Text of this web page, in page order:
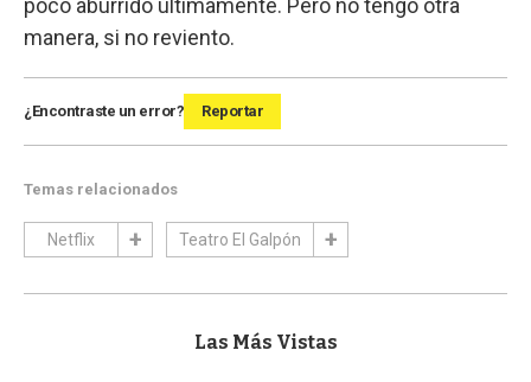
manera, si no reviento.
¿Encontraste un error? Reportar
Temas relacionados
Netflix Teatro El Galpón
Las Más Vistas